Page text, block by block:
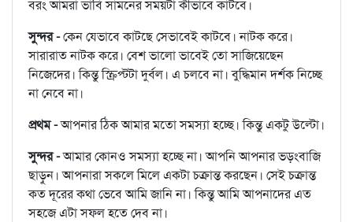
বরং আমরা ভাবি সামনের সময়টা কীভাবে কাটবে।
সুন্দর -কেন যেভাবে কাটছে সেভাবেই কাটবে। নাটক করে।
সারারাত নাটক করে। বেশ ভালো ভাবেই তো সাজিয়েছেন
নিজেদের। কিন্তু স্ক্রিপ্টটা দুর্বল। এ চলবে না। বুদ্ধিমান দর্শক নিচ্ছে
না নেবে না।
প্রথম -আপনার ঠিক আমার মতো সমস্যা হচ্ছে। কিন্তু একটু উল্টো।
সুন্দর -আমার কোনও সমস্যা হচ্ছে না। আপনি আপনার ভড়ংবাজি
ছাড়ুন। আপনারা সকলে মিলে একটা চক্রান্ত করছেন। সেই চক্রান্ত
কত দূরের কথা ভেবে আমি জানি না। কিন্তু আমি আপনাদের এত
সহজে এটা সফল হতে দেব না।